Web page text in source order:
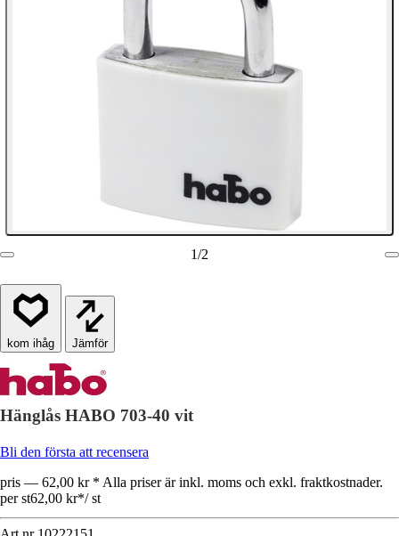
1/2
Jämför
Hänglås HABO 703-40 vit
Bli den första att recensera
pris — 62,00 kr * Alla priser är inkl. moms och exkl. fraktkostnader.
per st62,00 kr*/ st